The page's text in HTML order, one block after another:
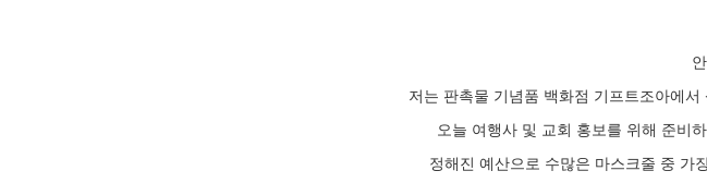
저는 판촉물 기념품 백화점 기프트조아에
오늘 여행사 및 교회 홍보를 위해 준비
정해진 예산으로 수많은 마스크줄 중 가